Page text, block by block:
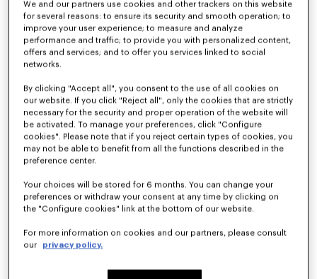
Sudadera ajustada con capucha de algodón bordada 'KENZO Varsity'
$ 585.00
$ 490.00
We and our partners use cookies and other trackers on this website
for several reasons: to ensure its security and smooth operation; to
improve your user experience; to measure and analyze
performance and traffic; to provide you with personalized content,
offers and services; and to offer you services linked to social
networks.
By clicking "Accept all", you consent to the use of all cookies on
our website. If you click "Reject all", only the cookies that are strictly
necessary for the security and proper operation of the website will
be activated. To manage your preferences, click "Configure
cookies". Please note that if you reject certain types of cookies, you
may not be able to benefit from all the functions described in the
preference center.
Your choices will be stored for 6 months. You can change your
preferences or withdraw your consent at any time by clicking on
the "Configure cookies" link at the bottom of our website.
For more information on cookies and our partners, please consult
our
privacy policy.